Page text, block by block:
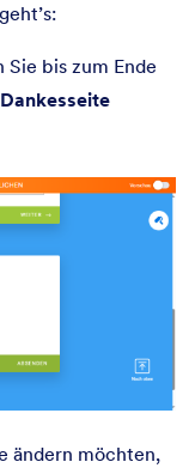
Sie bis zum Ende
Dankesseite
ändern möchten,